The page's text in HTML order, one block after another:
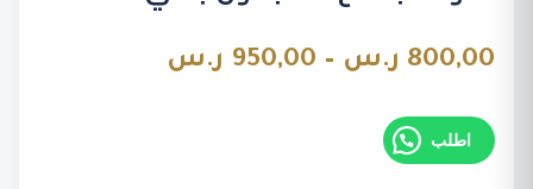
800,00 ر.س –
950,00 ر.س
اطلب